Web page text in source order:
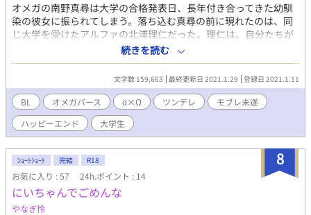
オメガの南野真尋は大学の合格発表日、長年付き合ってきた幼馴
染の彼女に振られてしまう。落ち込む真尋の前に現れたのは、同
じ大学を受けたアルファの北浦理仁だった。理仁は、自分たちが
運命のつがいではないかと言い出すが、真尋は受け入れられな
い。しかし同じ大学に通う二人は、次第に接点が増え距離が近づ
いていく。 固定カプですが、モブレ未遂もあるので苦手な方はご
注意ください。 ムーンライトにも投稿しております。
続きを読む
文字数 159,663 最終更新日 2021.1.29 登録日 2021.1.11
BL オメガバース α×Ω ツンデレ
モブレ未遂
ハッピーエンド
大学生
8
ｼｮｰﾄｼｮｰﾄ 完結 R18
お気に入り : 57 24h.ポイント : 14
にいちゃんでごめんな
やなぎ怜